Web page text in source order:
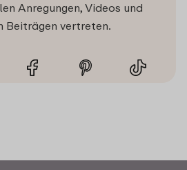
Anregungen, Videos und
Beiträgen vertreten.